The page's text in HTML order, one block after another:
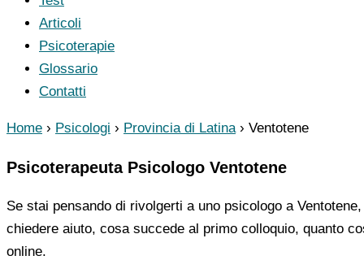
Articoli
Psicoterapie
Glossario
Contatti
Home › Psicologi › Provincia di Latina › Ventotene
Psicoterapeuta Psicologo Ventotene
Se stai pensando di rivolgerti a uno psicologo a
chiedere aiuto, cosa succede al primo colloquio, quanto
online.